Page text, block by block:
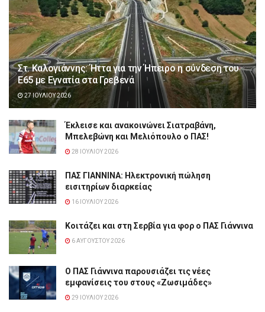
Στ. Καλογιάννης: Ήττα για την Ήπειρο η σύνδεση του
Ε65 με Εγνατία στα Γρεβενά
27 ΙΟΥΛΊΟΥ 2026
Έκλεισε και ανακοινώνει Σιατραβάνη,
Μπελεβώνη και Μελιόπουλο ο ΠΑΣ!
28 ΙΟΥΛΊΟΥ 2026
ΠΑΣ ΓΙΑΝΝΙΝΑ: Hλεκτρονική πώληση
εισιτηρίων διαρκείας
16 ΙΟΥΛΊΟΥ 2026
Κοιτάζει και στη Σερβία για φορ ο ΠΑΣ Γιάννινα
6 ΑΥΓΟΎΣΤΟΥ 2026
Ο ΠΑΣ Γιάννινα παρουσιάζει τις νέες
εμφανίσεις του στους «Ζωσιμάδες»
29 ΙΟΥΛΊΟΥ 2026